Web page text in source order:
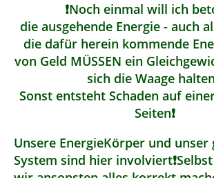
❗️Noch einmal will ich
die ausgehende Energie - auch
die dafür herein kommende
von Geld MÜSSEN ein
sich die Waage
Sonst entsteht Schaden auf
Seiten❗️
Unsere EnergieKörper und unser
System sind hier